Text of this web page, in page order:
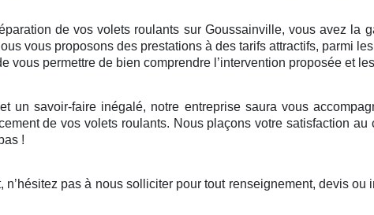
de vos volets roulants sur Goussainville, vous avez la
vous proposons des prestations à des tarifs attractifs, parmi
vous permettre de bien comprendre l’intervention proposée et
un savoir-faire inégalé, notre entreprise saura vous
de vos volets roulants. Nous plaçons votre satisfaction
!
n’hésitez pas à nous solliciter pour tout renseignement, devis